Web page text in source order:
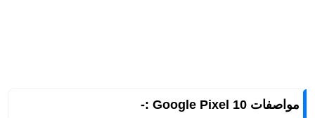
مواصفات Google Pixel 10 :-